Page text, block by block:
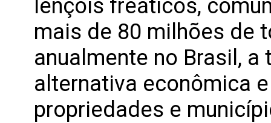
lençóis freáticos,
mais de 80 milhões de
anualmente no Brasil,
alternativa econômica
propriedades e